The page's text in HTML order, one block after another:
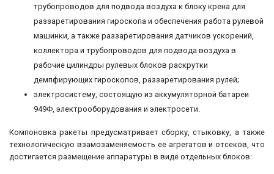
трубопроводов для подвода воздуха к блоку крена для
раззаретирования гироскопа и обеспечения работа рулевой
машинки, а также раззаретирования датчиков ускорений,
коллектора и трубопроводов для подвода воздуха в
рабочие цилиндры рулевых блоков раскрутки
демпфирующих гироскопов, раззаретирования рулей;
электросистему, состоящую из аккумуляторной батареи
949Ф, электрооборудования и электросети.
Компоновка ракеты предусматривает сборку, стыковку, а также
технологическую взамозаменяемость ее агрегатов и отсеков, что
достигается размещение аппаратуры в виде отдельных блоков: